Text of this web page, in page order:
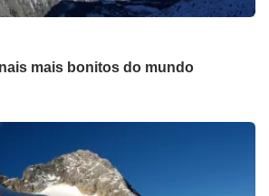
mais bonitos do mundo